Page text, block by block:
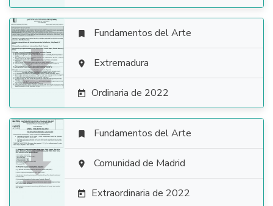

 Fundamentos del Arte
 Extremadura
 Ordinaria de 2022

 Fundamentos del Arte
 Comunidad de Madrid
 Extraordinaria de 2022